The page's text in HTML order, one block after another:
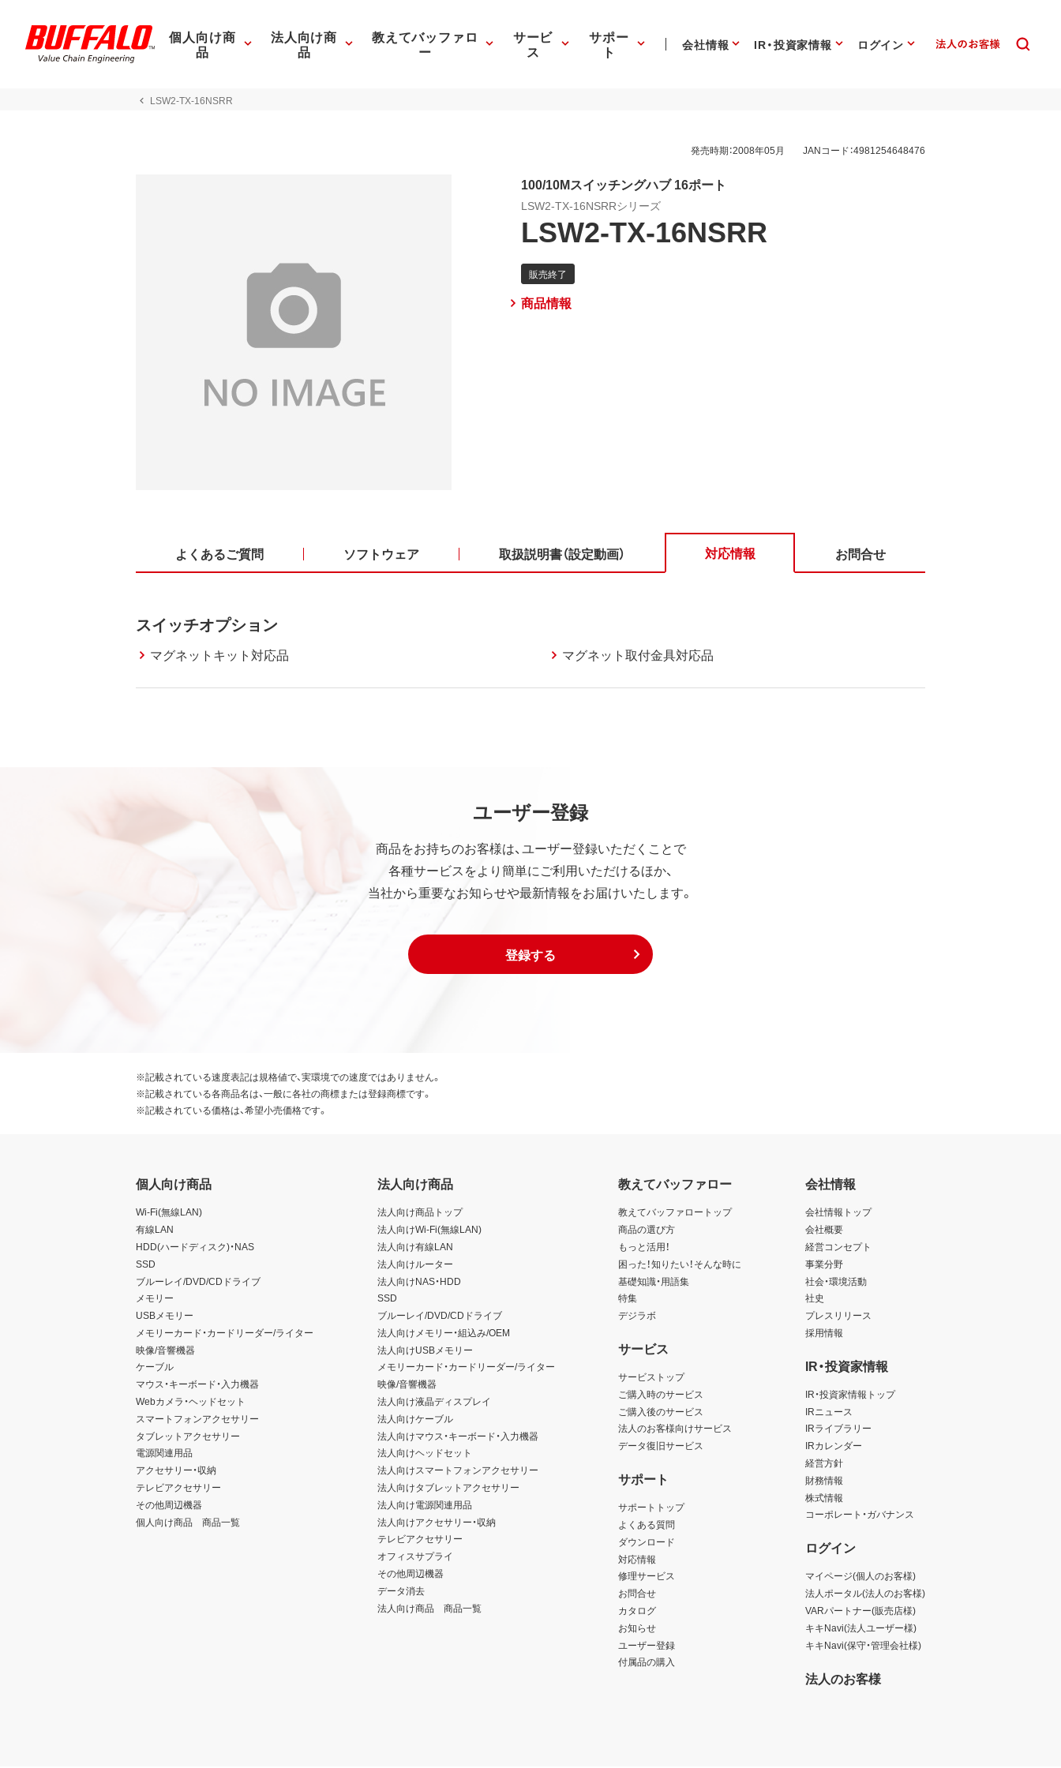
個人向け商
品
法人向け商
品
教えてバッファロ
ー
サービ
ス
サポー
ト 会社情報 IR・投資家情報 ログイン
LSW2-TX-16NSRR
発売時期：2008年05月 JANコード：4981254648476
100/10Mスイッチングハブ 16ポート
LSW2-TX-16NSRRシリーズ
LSW2-TX-16NSRR
商品情報
よくあるご質問 ソフトウェア 取扱説明書（設定動画） 対応情報 お問合せ
スイッチオプション
マグネットキット対応品 マグネット取付金具対応品
ユーザー登録
商品をお持ちのお客様は、ユーザー登録いただくことで
各種サービスをより簡単にご利用いただけるほか、
当社から重要なお知らせや最新情報をお届けいたします。
登録する
※記載されている速度表記は規格値で、実環境での速度ではありません。
※記載されている各商品名は、一般に各社の商標または登録商標です。
※記載されている価格は、希望小売価格です。
個人向け商品
Wi-Fi(無線LAN)
有線LAN
HDD(ハードディスク)・NAS
SSD
ブルーレイ/DVD/CDドライブ
メモリー
USBメモリー
メモリーカード・カードリーダー/ライター
映像/音響機器
ケーブル
マウス・キーボード・入力機器
Webカメラ・ヘッドセット
スマートフォンアクセサリー
タブレットアクセサリー
電源関連用品
アクセサリー・収納
テレビアクセサリー
その他周辺機器
個人向け商品 商品一覧
法人向け商品
法人向け商品トップ
法人向けWi-Fi(無線LAN)
法人向け有線LAN
法人向けルーター
法人向けNAS・HDD
SSD
ブルーレイ/DVD/CDドライブ
法人向けメモリー・組込み/OEM
法人向けUSBメモリー
メモリーカード・カードリーダー/ライター
映像/音響機器
法人向け液晶ディスプレイ
法人向けケーブル
法人向けマウス・キーボード・入力機器
法人向けヘッドセット
法人向けスマートフォンアクセサリー
法人向けタブレットアクセサリー
法人向け電源関連用品
法人向けアクセサリー・収納
テレビアクセサリー
オフィスサプライ
その他周辺機器
データ消去
法人向け商品 商品一覧
教えてバッファロー
教えてバッファロートップ
商品の選び方
もっと活用！
困った！知りたい！そんな時に
基礎知識・用語集
特集
デジラボ
サービス
サービストップ
ご購入時のサービス
ご購入後のサービス
法人のお客様向けサービス
データ復旧サービス
サポート
サポートトップ
よくある質問
ダウンロード
対応情報
修理サービス
お問合せ
カタログ
お知らせ
ユーザー登録
付属品の購入
会社情報
会社情報トップ
会社概要
経営コンセプト
事業分野
社会・環境活動
社史
プレスリリース
採用情報
IR・投資家情報
IR・投資家情報トップ
IRニュース
IRライブラリー
IRカレンダー
経営方針
財務情報
株式情報
コーポレート・ガバナンス
ログイン
マイページ(個人のお客様)
法人ポータル(法人のお客様)
VARパートナー(販売店様)
キキNavi(法人ユーザー様)
キキNavi(保守・管理会社様)
法人のお客様